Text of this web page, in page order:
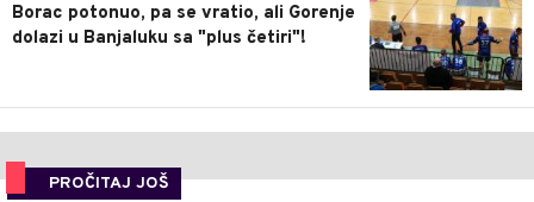
Borac potonuo, pa se vratio, ali Gorenje
dolazi u Banjaluku sa "plus četiri"!
PROČITAJ JOŠ